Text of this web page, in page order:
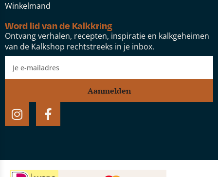
Winkelmand
Word lid van de Kalkkring
Ontvang verhalen, recepten, inspiratie en kalkgeheimen
van de Kalkshop rechtstreeks in je inbox.
Aanmelden